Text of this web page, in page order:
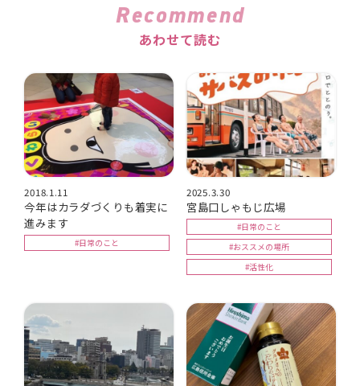
Recommend
あわせて読む
2018.1.11
今年はカラダづくりも着実に
進みます
#日常のこと
2025.3.30
宮島口しゃもじ広場
#日常のこと
#おススメの場所
#活性化